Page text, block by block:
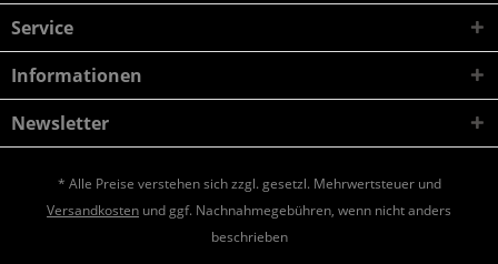
Service
Informationen
Newsletter
* Alle Preise verstehen sich zzgl. gesetzl. Mehrwertsteuer und
Versandkosten und ggf. Nachnahmegebühren, wenn nicht anders
beschrieben